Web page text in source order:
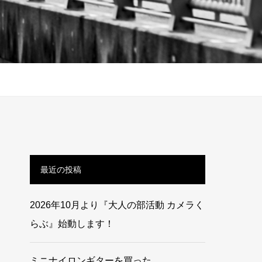
最近の投稿
2026年10月より『大人の部活動 カメラく
らぶ』始動します！